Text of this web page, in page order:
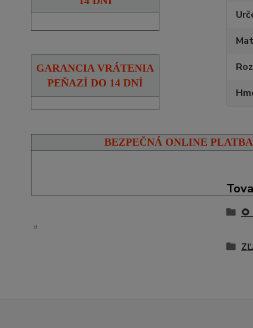
GARANCIA VRÁTENIA
PEŇAZÍ DO 14 DNÍ
BEZPEČNÁ ONLINE PLATBA
🌻